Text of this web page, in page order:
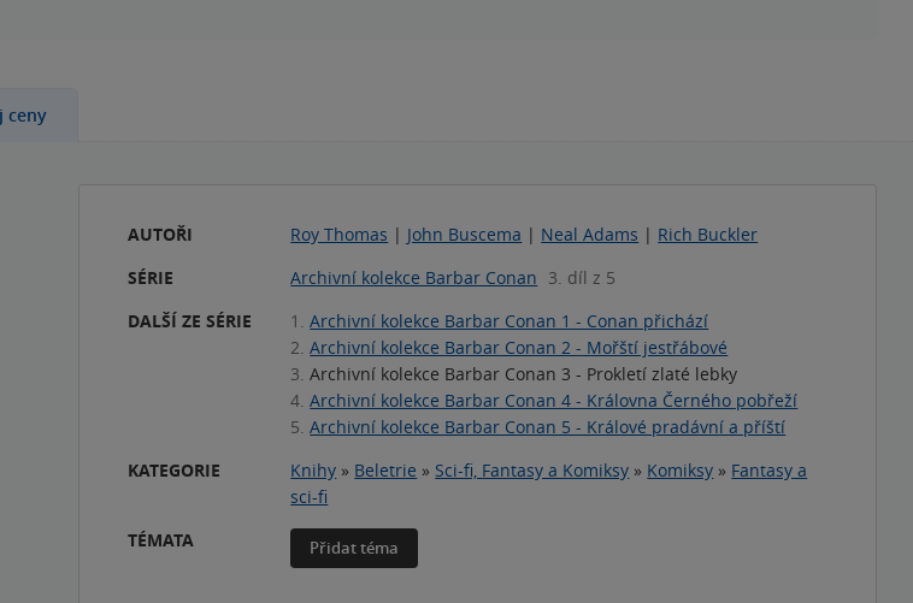
ceny
AUTOŘI Roy Thomas | John Buscema | Neal Adams | Rich Buckler
SÉRIE
Archivní kolekce Barbar Conan 3. díl z 5
DALŠÍ ZE SÉRIE
1. Archivní kolekce Barbar Conan 1 - Conan přichází
2. Archivní kolekce Barbar Conan 2 - Mořští jestřábové
3. Archivní kolekce Barbar Conan 3 - Prokletí zlaté lebky
4. Archivní kolekce Barbar Conan 4 - Královna Černého pobřeží
5. Archivní kolekce Barbar Conan 5 - Králové pradávní a příští
KATEGORIE
Knihy » Beletrie » Sci-fi, Fantasy a Komiksy » Komiksy » Fantasy a
sci-fi
TÉMATA
Přidat téma